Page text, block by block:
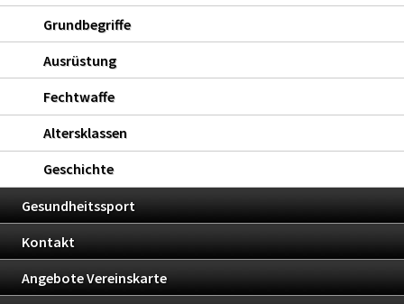
Grundbegriffe
Ausrüstung
Fechtwaffe
Altersklassen
Geschichte
Gesundheitssport
Kontakt
Angebote Vereinskarte